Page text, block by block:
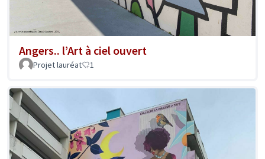
Angers.. l’Art à ciel ouvert
Projet lauréat 1